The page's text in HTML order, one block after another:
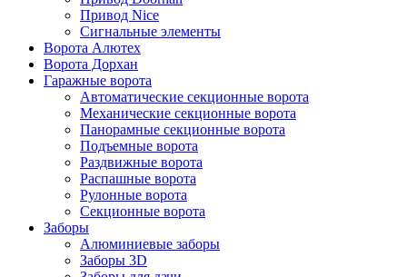
Привод Nice
Сигнальные элементы
Ворота Алютех
Ворота Дорхан
Гаражные ворота
Автоматические секционные ворота
Механические секционные ворота
Панорамные секционные ворота
Подъемные ворота
Раздвижные ворота
Распашные ворота
Рулонные ворота
Секционные ворота
Заборы
Алюминиевые заборы
Заборы 3D